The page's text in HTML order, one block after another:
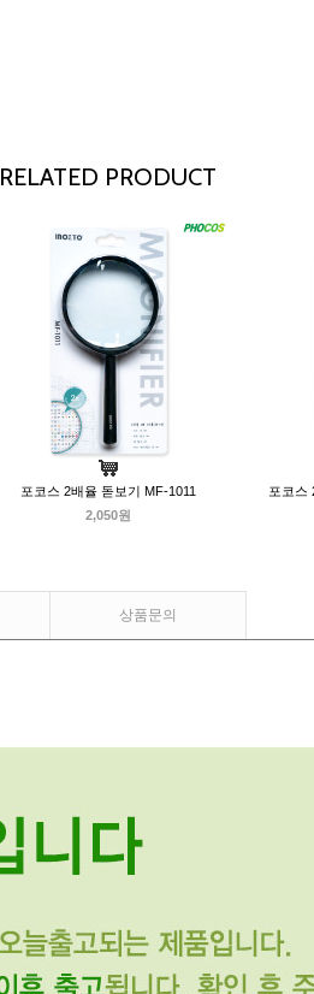
RELATED PRODUCT
포코스 2배율 돋보기 MF-1011
2,050원
포코스
상품문의